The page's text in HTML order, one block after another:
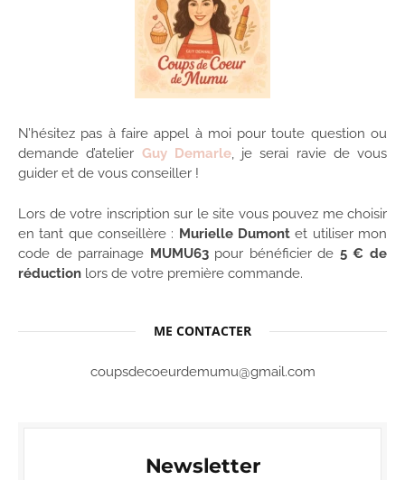
N’hésitez pas à faire appel à moi pour toute question ou
demande d’atelier Guy Demarle, je serai ravie de vous
guider et de vous conseiller !
Lors de votre inscription sur le site vous pouvez me choisir
en tant que conseillère : Murielle Dumont et utiliser mon
code de parrainage MUMU63pour bénéficier de 5 € de
réduction lors de votre première commande.
ME CONTACTER
coupsdecoeurdemumu@gmail.com
Newsletter